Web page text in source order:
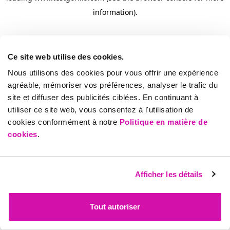
Ce site web utilise des cookies.
Nous utilisons des cookies pour vous offrir une expérience
agréable, mémoriser vos préférences, analyser le trafic du
site et diffuser des publicités ciblées. En continuant à
utiliser ce site web, vous consentez à l'utilisation de
cookies conformément à notre Politique en matière de
cookies.
Afficher les détails
Tout autoriser
information).